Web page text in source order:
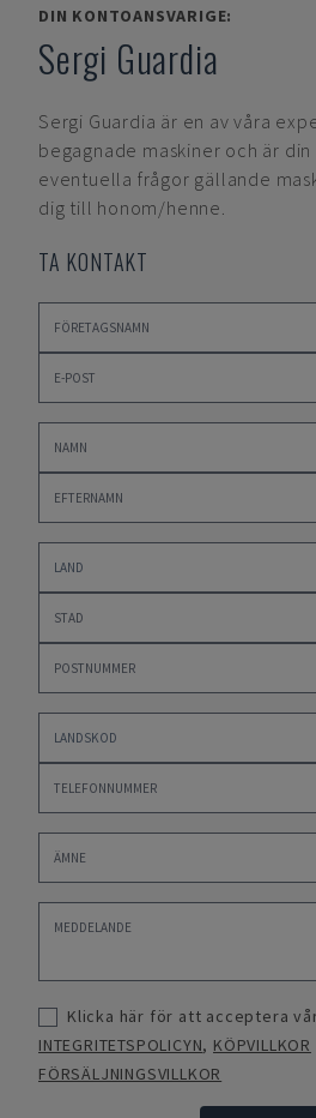
DIN KONTOANSVARIGE:
Sergi Guardia
Sergi Guardia är en av våra
begagnade maskiner och är
eventuella frågor gällande
dig till honom/henne.
TA KONTAKT
Klicka här för att acceptera
INTEGRITETSPOLICYN, KÖPVILLKOR
FÖRSÄLJNINGSVILLKOR